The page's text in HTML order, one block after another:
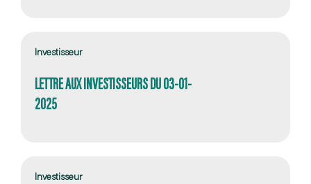
Investisseur
LETTRE AUX INVESTISSEURS DU 03-01-
2025
Investisseur